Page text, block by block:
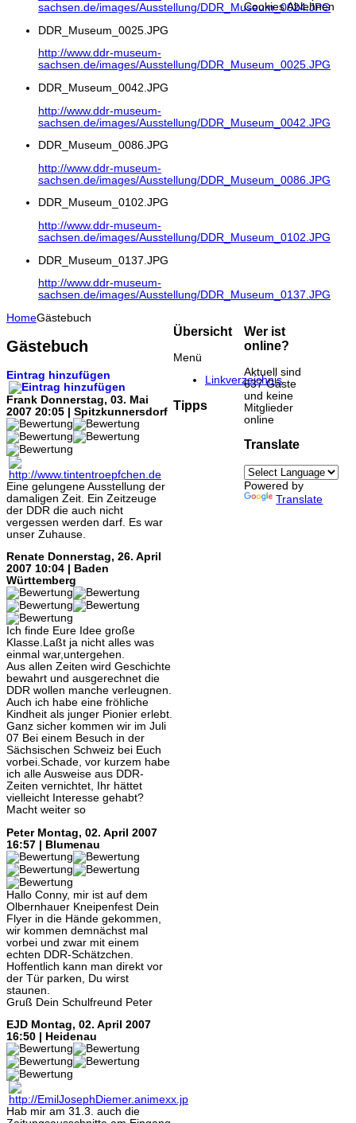
sachsen.de/images/Ausstellung/DDR_Museum_0024.JPG
DDR_Museum_0025.JPG
http://www.ddr-museum-
sachsen.de/images/Ausstellung/DDR_Museum_0025.JPG
DDR_Museum_0042.JPG
http://www.ddr-museum-
sachsen.de/images/Ausstellung/DDR_Museum_0042.JPG
DDR_Museum_0086.JPG
http://www.ddr-museum-
sachsen.de/images/Ausstellung/DDR_Museum_0086.JPG
DDR_Museum_0102.JPG
http://www.ddr-museum-
sachsen.de/images/Ausstellung/DDR_Museum_0102.JPG
DDR_Museum_0137.JPG
http://www.ddr-museum-
sachsen.de/images/Ausstellung/DDR_Museum_0137.JPG
HomeGästebuch
Gästebuch
Eintrag hinzufügen
Frank Donnerstag, 03. Mai
2007 20:05 | Spitzkunnersdorf
Eine gelungene Ausstellung der
damaligen Zeit. Ein Zeitzeuge
der DDR die auch nicht
vergessen werden darf. Es war
unser Zuhause.
Renate Donnerstag, 26. April
2007 10:04 | Baden
Württemberg
Ich finde Eure Idee große
Klasse.Laßt ja nicht alles was
einmal war,untergehen.
Aus allen Zeiten wird Geschichte
bewahrt und ausgerechnet die
DDR wollen manche verleugnen.
Auch ich habe eine fröhliche
Kindheit als junger Pionier erlebt.
Ganz sicher kommen wir im Juli
07 Bei einem Besuch in der
Sächsischen Schweiz bei Euch
vorbei.Schade, vor kurzem habe
ich alle Ausweise aus DDR-
Zeiten vernichtet, Ihr hättet
vielleicht Interesse gehabt?
Macht weiter so
Peter Montag, 02. April 2007
16:57 | Blumenau
Hallo Conny, mir ist auf dem
Olbernhauer Kneipenfest Dein
Flyer in die Hände gekommen,
wir kommen demnächst mal
vorbei und zwar mit einem
echten DDR-Schätzchen.
Hoffentlich kann man direkt vor
der Tür parken, Du wirst
staunen.
Gruß Dein Schulfreund Peter
EJD Montag, 02. April 2007
16:50 | Heidenau
Hab mir am 31.3. auch die
Übersicht
Menü
Linkverzeichnis
Tipps
Wer ist
online?
Aktuell sind
637 Gäste
und keine
Mitglieder
online
Translate
Powered by
Translate
Cookies Ablehnen